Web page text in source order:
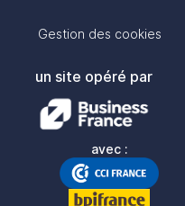
Gestion des cookies
un site opéré par
avec :